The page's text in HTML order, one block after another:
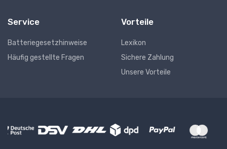
Service
Batteriegesetzhinweise
Häufig gestellte Fragen
Vorteile
Lexikon
Sichere Zahlung
Unsere Vorteile